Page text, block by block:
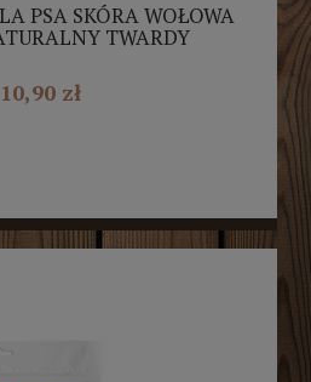
PSA SKÓRA WOŁOWA
TWARDY
10,90 zł